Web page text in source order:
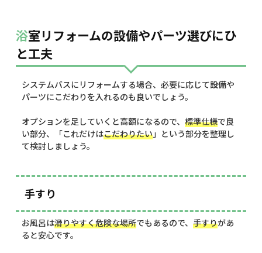
浴室リフォームの設備やパーツ選びにひ
と工夫
システムバスにリフォームする場合、必要に応じて設備や
パーツにこだわりを入れるのも良いでしょう。
オプションを足していくと高額になるので、 標準仕様で良
い部分、「これだけはこだわりたい」という部分を整理し
て検討しましょう。
手すり
お風呂は滑りやすく危険な場所でもあるので、 手すりがあ
ると安心です。